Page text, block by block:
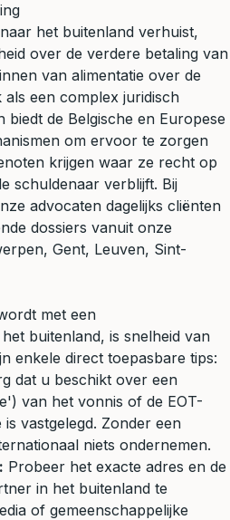
het buitenland verhuist,
over de verdere betaling van
van alimentatie over de
een complex juridisch
de Belgische en Europese
om ervoor te zorgen
krijgen waar ze recht op
schuldenaar verblijft. Bij
advocaten dagelijks cliënten
dossiers vanuit onze
Gent, Leuven, Sint-
met een
buitenland, is snelheid van
enkele direct toepasbare tips:
dat u beschikt over een
van het vonnis of de EOT-
vastgelegd. Zonder een
niets ondernemen.
Probeer het exacte adres en de
in het buitenland te
of gemeenschappelijke